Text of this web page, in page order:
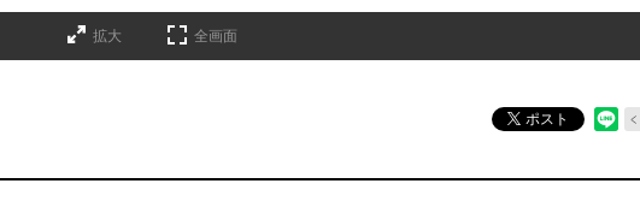
拡大 全画面
ポスト